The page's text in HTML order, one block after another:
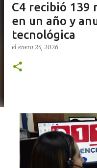
C4 recibió 139
en un año y
tecnológica
el enero 24, 2026